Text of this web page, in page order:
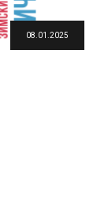
08.01.2025